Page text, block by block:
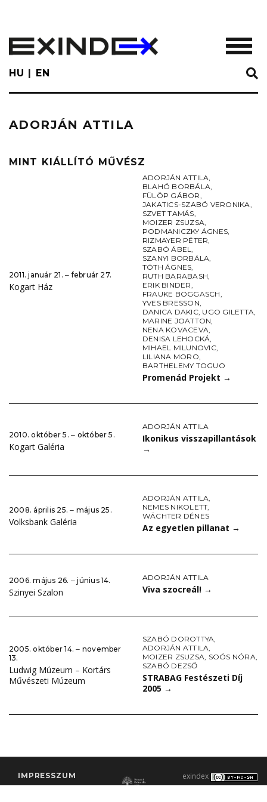
main
content
HU EN
ADORJÁN ATTILA
MINT KIÁLLÍTÓ MŰVÉSZ
2011. január 21. ‒ február 27.
Kogart Ház
ADORJÁN ATTILA,
BLAHÓ BORBÁLA,
FÜLÖP GÁBOR,
JAKATICS-SZABÓ VERONIKA,
SZVET TAMÁS,
MOIZER ZSUZSA,
PODMANICZKY ÁGNES,
RIZMAYER PÉTER,
SZABÓ ÁBEL,
SZANYI BORBÁLA,
TÓTH ÁGNES,
RUTH BARABASH,
ERIK BINDER,
FRAUKE BOGGASCH,
YVES BRESSON,
DANICA DAKIC, UGO GILETTA,
MARINE JOATTON,
NENA KOVACEVA,
DENISA LEHOCKÁ,
MIHAEL MILUNOVIC,
LILIANA MORO,
BARTHELEMY TOGUO
Promenád Projekt →
2010. október 5. ‒ október 5.
Kogart Galéria
ADORJÁN ATTILA
Ikonikus visszapillantások
→
2008. április 25. ‒ május 25.
Volksbank Galéria
ADORJÁN ATTILA,
NEMES NIKOLETT,
WÄCHTER DÉNES
Az egyetlen pillanat →
2006. május 26. ‒ június 14.
Szinyei Szalon
ADORJÁN ATTILA
Viva szocreál! →
2005. október 14. ‒ november
13.
Ludwig Múzeum – Kortárs
Művészeti Múzeum
SZABÓ DOROTTYA,
ADORJÁN ATTILA,
MOIZER ZSUZSA, SOÓS NÓRA,
SZABÓ DEZSŐ
STRABAG Festészeti Díj
2005 →
IMPRESSZUM
KONTAKT
exindex
2000–2026 |C3